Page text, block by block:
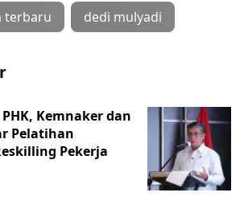
terbaru dedi mulyadi
Kemnaker dan
Pelatihan
Pekerja